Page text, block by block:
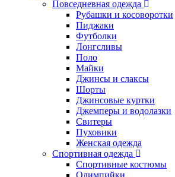
Повседневная одежда
Рубашки и косоворотки
Пиджаки
Футболки
Лонгсливы
Поло
Майки
Джинсы и слаксы
Шорты
Джинсовые куртки
Джемперы и водолазки
Свитеры
Пуховики
Женская одежда
Спортивная одежда
Спортивные костюмы
Олимпийки